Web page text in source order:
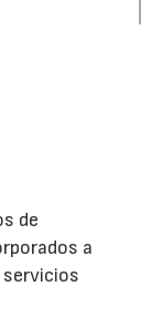
de
a
servicios